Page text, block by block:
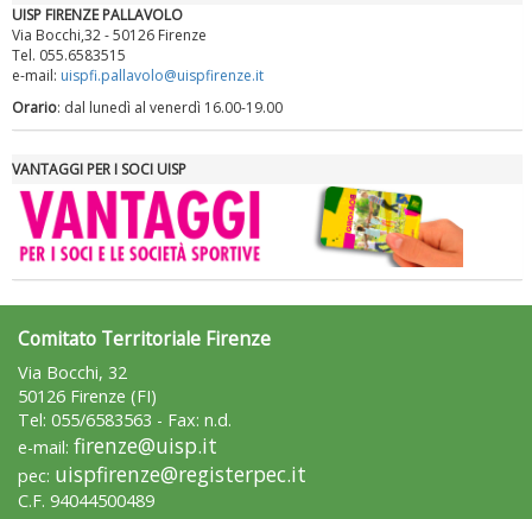
Roma
UISP FIRENZE PALLAVOLO
Via Bocchi,32 - 50126 Firenze
Tel. 055.6583515
e-mail: uispfi.pallavolo@uispfirenze.it
Orario: dal lunedì al venerdì 16.00-19.00
VANTAGGI PER I SOCI UISP
Comitato Territoriale Firenze
Via Bocchi, 32
50126 Firenze (FI)
Tel: 055/6583563 - Fax: n.d.
e-mail: firenze@uisp.it
pec: uispfirenze@registerpec.it
C.F. 94044500489